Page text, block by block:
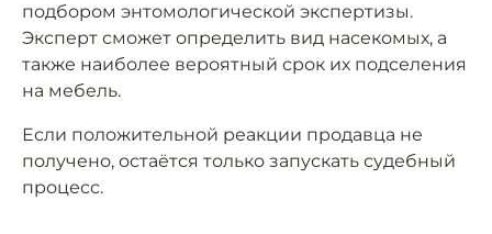
подбором энтомологической экспертизы.
Эксперт сможет определить вид насекомых, а
также наиболее вероятный срок их подселения
на мебель.
Если положительной реакции продавца не
получено, остаётся только запускать судебный
процесс.